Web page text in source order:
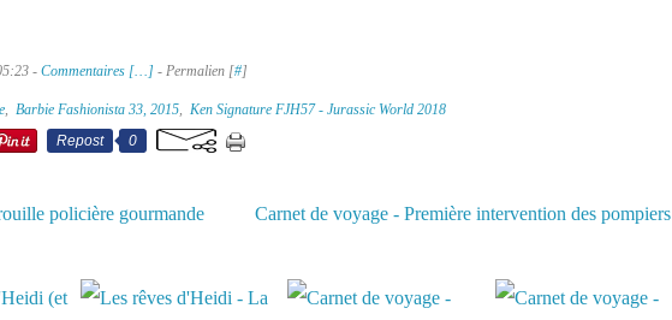
- Commentaires […] - Permalien [#]
, Barbie Fashionista 33, 2015, Ken Signature FJH57 - Jurassic World 2018
Repost
0
policière gourmande Carnet de voyage - Première intervention des pompiers